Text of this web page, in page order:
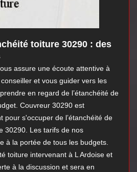
toiture 30290 : des
assure une écoute attentive à
et vous guider vers les
en regard de l’étanchéité de
Couvreur 30290 est
pour s'occuper de l’étanchéité de
30290. Les tarifs de nos
à la portée de tous les budgets.
toiture intervenant à L Ardoise et
à la discussion et sera en